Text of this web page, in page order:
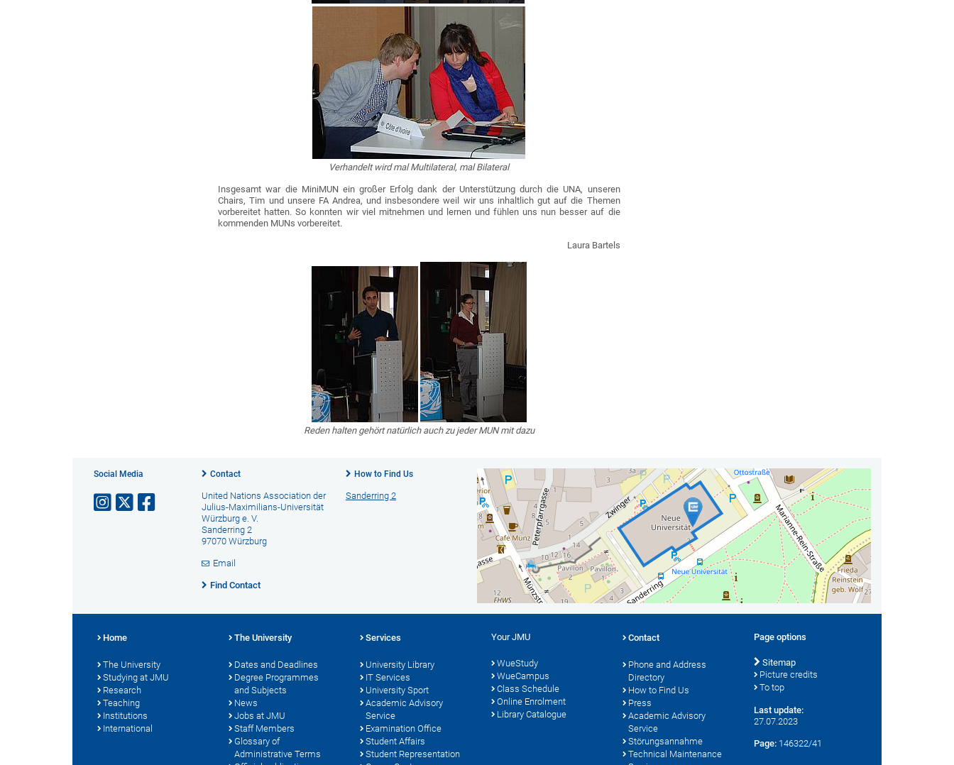
Verhandelt wird mal Multilateral, mal Bilateral
Insgesamt war die MiniMUN ein großer Erfolg dank der Unterstützung durch die UNA, unseren
Chairs, Tim und unsere FA Andrea, und insbesondere weil wir uns inhaltlich gut auf die Themen
vorbereitet hatten. So konnten wir viel mitnehmen und lernen und fühlen uns nun besser auf die
kommenden MUNs vorbereitet.
Laura Bartels
Reden halten gehört natürlich auch zu jeder MUN mit dazu
Social Media Contact
United Nations Association der
Julius-Maximilians-Universität
Würzburg e. V.
Sanderring 2
97070 Würzburg
Email
Find Contact
How to Find Us
Sanderring 2
Home
The University
Studying at JMU
Research
Teaching
Institutions
International
The University
Dates and Deadlines
Degree Programmes
and Subjects
News
Jobs at JMU
Staff Members
Glossary of
Administrative Terms
Services
University Library
IT Services
University Sport
Academic Advisory
Service
Examination Office
Student Affairs
Student Representation
Your JMU
WueStudy
WueCampus
Class Schedule
Online Enrolment
Library Catalogue
Contact
Phone and Address
Directory
How to Find Us
Press
Academic Advisory
Service
Störungsannahme
Technical Maintenance
Page options
Sitemap
Picture credits
To top
Last update:
27.07.2023
Page: 146322/41